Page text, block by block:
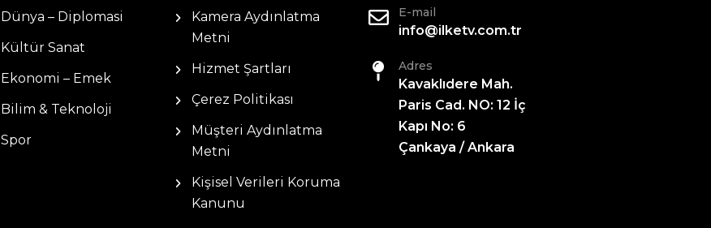
Dünya – Diplomasi
Kültür Sanat
Ekonomi – Emek
Bilim & Teknoloji
Spor
Kamera Aydınlatma
Metni
Hizmet Şartları
Çerez Politikası
Müşteri Aydınlatma
Metni
Kişisel Verileri Koruma
Kanunu
E-mail
info@ilketv.com.tr
Adres
Kavaklıdere Mah.
Paris Cad. NO: 12 İç
Kapı No: 6
Çankaya / Ankara